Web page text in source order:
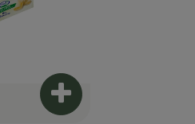
Produkt zum